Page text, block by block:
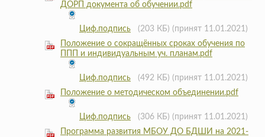
ДОРП документа об обучении.pdf
Циф.подпись (203 КБ) (принят 11.01.2021)
Положение о сокращённых сроках обучения по
ППП и индивидуальным уч. планам.pdf
Циф.подпись (492 КБ) (принят 11.01.2021)
Положение о методическом объединении.pdf
Циф.подпись (306 КБ) (принят 11.01.2021)
Программа развития МБОУ ДО БДШИ на 2021-